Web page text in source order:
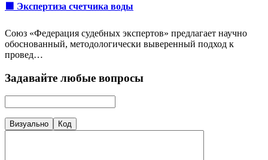
🟩 Экспертиза счетчика воды
Союз «Федерация судебных экспертов» предлагает научно
обоснованный, методологически выверенный подход к
провед…
Задавайте любые вопросы
Визуально Код